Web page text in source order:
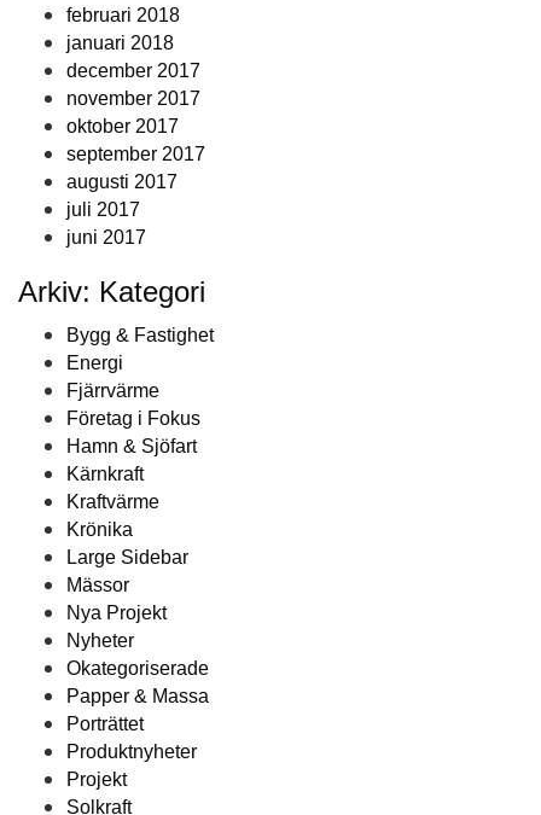
februari 2018
januari 2018
december 2017
november 2017
oktober 2017
september 2017
augusti 2017
juli 2017
juni 2017
Arkiv: Kategori
Bygg & Fastighet
Energi
Fjärrvärme
Företag i Fokus
Hamn & Sjöfart
Kärnkraft
Kraftvärme
Krönika
Large Sidebar
Mässor
Nya Projekt
Nyheter
Okategoriserade
Papper & Massa
Porträttet
Produktnyheter
Projekt
Solkraft